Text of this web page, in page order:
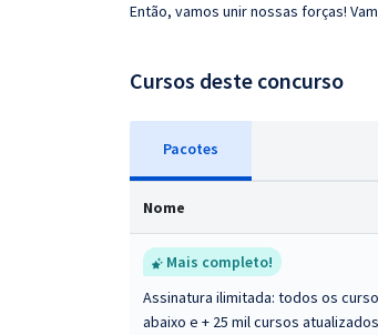
Conteúdo gratuito
Então, vamos unir nossas forças!
Cursos deste concurso
Pacotes
Nome
Mais completo!
Assinatura ilimitada: todos os
abaixo e + 25 mil cursos